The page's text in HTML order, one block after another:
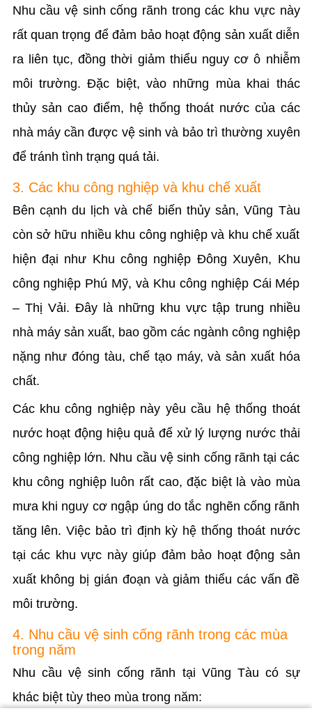
Nhu cầu vệ sinh cống rãnh trong các khu vực này
rất quan trọng để đảm bảo hoạt động sản xuất diễn
ra liên tục, đồng thời giảm thiểu nguy cơ ô nhiễm
môi trường. Đặc biệt, vào những mùa khai thác
thủy sản cao điểm, hệ thống thoát nước của các
nhà máy cần được vệ sinh và bảo trì thường xuyên
để tránh tình trạng quá tải.
3. Các khu công nghiệp và khu chế xuất
Bên cạnh du lịch và chế biến thủy sản, Vũng Tàu
còn sở hữu nhiều khu công nghiệp và khu chế xuất
hiện đại như Khu công nghiệp Đông Xuyên, Khu
công nghiệp Phú Mỹ, và Khu công nghiệp Cái Mép
– Thị Vải. Đây là những khu vực tập trung nhiều
nhà máy sản xuất, bao gồm các ngành công nghiệp
nặng như đóng tàu, chế tạo máy, và sản xuất hóa
chất.
Các khu công nghiệp này yêu cầu hệ thống thoát
nước hoạt động hiệu quả để xử lý lượng nước thải
công nghiệp lớn. Nhu cầu vệ sinh cống rãnh tại các
khu công nghiệp luôn rất cao, đặc biệt là vào mùa
mưa khi nguy cơ ngập úng do tắc nghẽn cống rãnh
tăng lên. Việc bảo trì định kỳ hệ thống thoát nước
tại các khu vực này giúp đảm bảo hoạt động sản
xuất không bị gián đoạn và giảm thiểu các vấn đề
môi trường.
4. Nhu cầu vệ sinh cống rãnh trong các mùa
trong năm
Nhu cầu vệ sinh cống rãnh tại Vũng Tàu có sự
khác biệt tùy theo mùa trong năm: